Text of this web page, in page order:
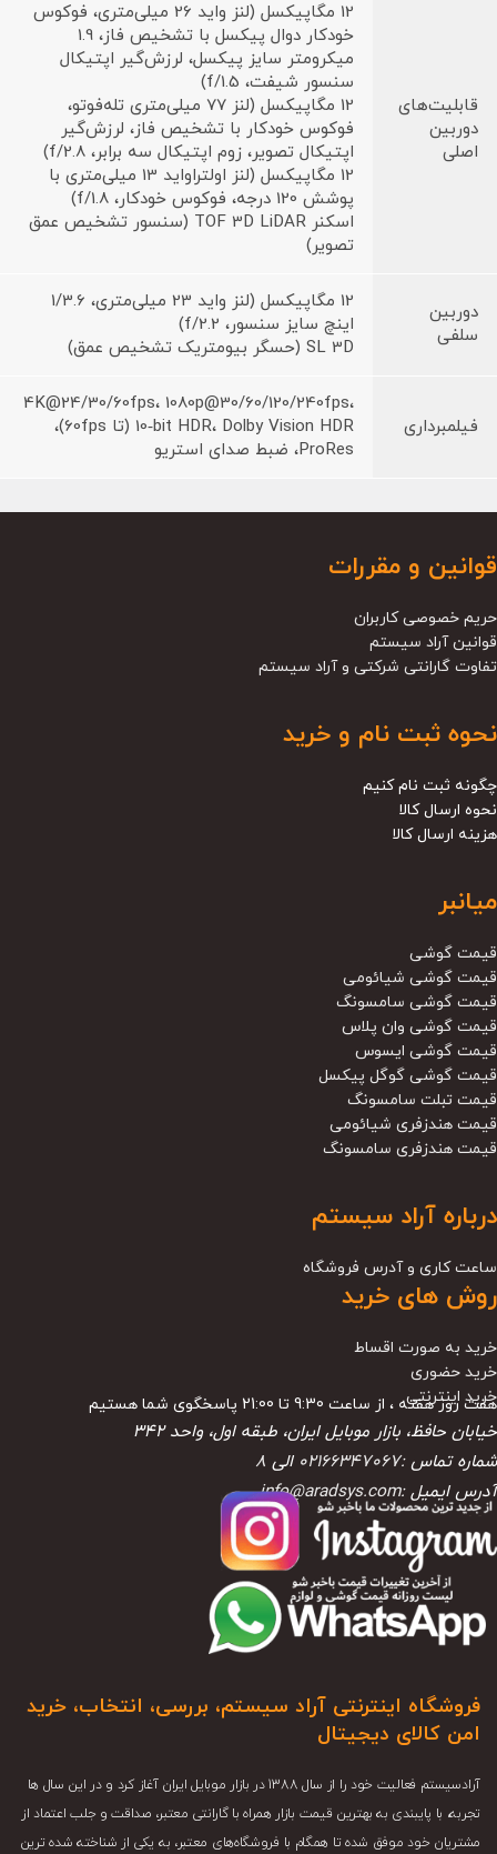
قابلیت‌های
دوربین
اصلی
12 مگاپیکسل (لنز واید 26 میلی‌متری، فوکوس
خودکار دوال پیکسل با تشخیص فاز، 1.9
میکرومتر سایز پیکسل، لرزش‌گیر اپتیکال
سنسور شیفت، f/1.5)
12 مگاپیکسل (لنز 77 میلی‌متری تله‌فوتو،
فوکوس خودکار با تشخیص فاز، لرزش‌گیر
اپتیکال تصویر، زوم اپتیکال سه برابر، f/2.8)
12 مگاپیکسل (لنز اولتراواید 13 میلی‌متری با
پوشش 120 درجه، فوکوس خودکار، f/1.8)
اسکنر TOF 3D LiDAR (سنسور تشخیص عمق
تصویر)
دوربین
سلفی
12 مگاپیکسل (لنز واید 23 میلی‌متری، 1/3.6
اینچ سایز سنسور، f/2.2)
SL 3D (حسگر بیومتریک تشخیص عمق)
فیلمبرداری
4K@24/30/60fps، 1080p@30/60/120/240fps،
10‑bit HDR، Dolby Vision HDR (تا 60fps)،
ProRes، ضبط صدای استریو
قوانین و مقررات
حریم خصوصی کاربران
قوانین آراد سیستم
تفاوت گارانتی شرکتی و آراد سیستم
نحوه ثبت نام و خرید
چگونه ثبت نام کنیم
نحوه ارسال کالا
هزینه ارسال کالا
میانبر
قیمت گوشی
قیمت گوشی شیائومی
قیمت گوشی سامسونگ
قیمت گوشی وان پلاس
قیمت گوشی ایسوس
قیمت گوشی گوگل پیکسل
قیمت تبلت سامسونگ
قیمت هندزفری شیائومی
قیمت هندزفری سامسونگ
درباره آراد سیستم
ساعت کاری و آدرس فروشگاه
روش های خرید
خرید به صورت اقساط
خرید حضوری
خرید اینترنتی
هفت روز هفته ، از ساعت 9:30 تا 21:00 پاسخگوی شما هستیم
خیابان حافظ، بازار موبایل ایران، طبقه اول، واحد ۳۴۲
شماره تماس :02166347067 الی 8
آدرس ایمیل :info@aradsys.com
فروشگاه اینترنتی آراد سیستم، بررسی، انتخاب، خرید
امن کالای دیجیتال
آرادسیستم فعالیت خود را از سال 1388 در بازار موبایل ایران آغاز کرد و در این سال ها
تجربه، با پایبندی به بهترین قیمت بازار همراه با گارانتی معتبر، صداقت و جلب اعتماد از
مشتریان خود موفق شده تا همگام با فروشگاه‌های معتبر، به یکی از شناخته شده ترین